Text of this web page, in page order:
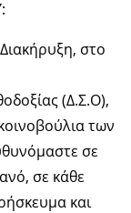
:
στο
(Δ.Σ.Ο),
των
σε
σε κάθε
και